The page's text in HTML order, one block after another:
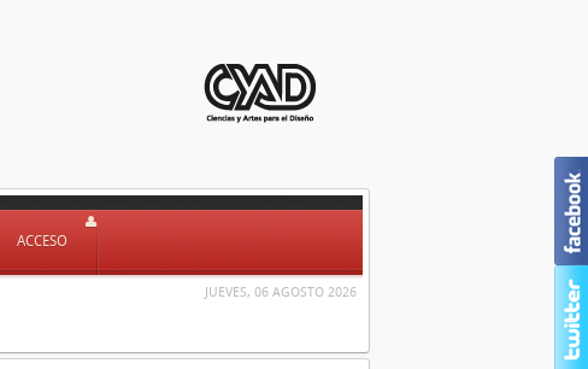
ACCESO
JUEVES, 06 AGOSTO 2026